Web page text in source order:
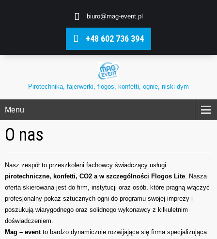
biuro@mag-event.pl
+48 602 736 394
Pirotechnika, fajerwerki, flogos, konfetti, ognie, niski dym
Menu
O nas
Nasz zespół to przeszkoleni fachowcy świadczący usługi
pirotechniczne, konfetti, CO2 a w szczególności Flogos Lite. Nasza
oferta skierowana jest do firm, instytucji oraz osób, które pragną włączyć
profesjonalny pokaz sztucznych ogni do programu swojej imprezy i
poszukują wiarygodnego oraz solidnego wykonawcy z kilkuletnim
doświadczeniem.
Mag – eventto bardzo dynamicznie rozwijająca się firma specjalizująca